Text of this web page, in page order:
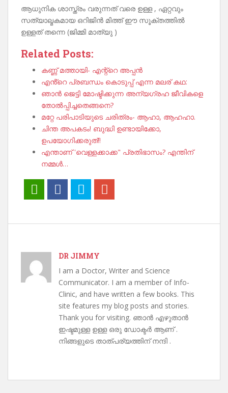
ആധുനിക ശാസ്ത്രം വരുന്നത് വരെ ഉള്ള , ഏറ്റവും
സത്യാല്മകമായ ഒറിജിൻ മിത്ത് ഈ സൂക്തത്തിൽ
ഉള്ളത് തന്നെ (ജിമ്മി മാത്യു )
Related Posts:
കണ്ണ് മത്തായി- എന്റ്റെ അപ്പൻ
എൻ്റെ പ്രബന്ധം കൊടുപ്പ് എന്ന മലര് കഥ:
ഞാൻ ജെട്ടി മോഷ്ടിക്കുന്ന അന്യഗ്രഹ ജീവികളെ
തോൽപ്പിച്ചതെങ്ങനെ?
മറ്റേ പരിപാടിയുടെ ചരിത്രം- ആഹാ, ആഹഹാ.
ചിന്ത അപകടം! ബുദ്ധി ഉണ്ടായിക്കോ,
ഉപയോഗിക്കരുത്!!
എന്താണ് 'വെള്ളക്കാക്ക" പ്രതിഭാസം? എന്തിന്
നമ്മൾ…
DR JIMMY
I am a Doctor, Writer and Science
Communicator. I am a member of Info-
Clinic, and have written a few books. This
site features my blog posts and stories.
Thank you for visiting. ഞാൻ എഴുതാൻ
ഇഷ്ടമുള്ള ഉള്ള ഒരു ഡോക്ടർ ആണ് .
നിങ്ങളുടെ താത്പര്യത്തിന് നന്ദി .